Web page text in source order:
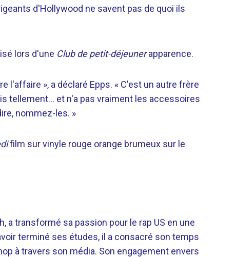
d'Hollywood ne savent pas de quoi ils
lors d'une Club de petit-déjeunerapparence.
l'affaire », a déclaré Epps. « C'est un autre frère
tellement… et n'a pas vraiment les accessoires
nommez-les. »
film sur vinyle rouge orange brumeux sur le
a transformé sa passion pour le rap US en une
terminé ses études, il a consacré son temps
à travers son média. Son engagement envers